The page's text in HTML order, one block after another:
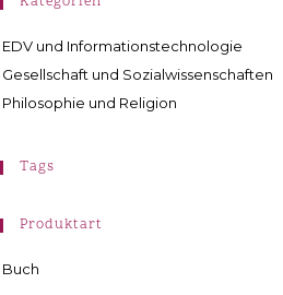
EDV und Informationstechnologie
Gesellschaft und Sozialwissenschaften
Philosophie und Religion
Tags
Produktart
Buch